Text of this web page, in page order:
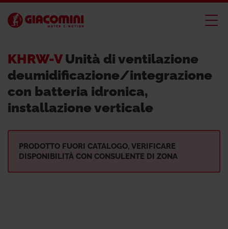
KHRW-VUnità di ventilazione
deumidificazione/integrazione
con batteria idronica,
installazione verticale
PRODOTTO FUORI CATALOGO, VERIFICARE
DISPONIBILITÀ CON CONSULENTE DI ZONA